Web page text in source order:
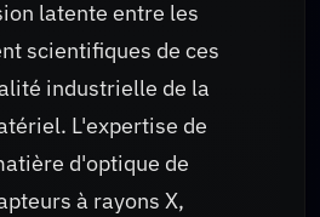
latente entre les
scientifiques de ces
industrielle de la
L'expertise de
d'optique de
à rayons X,